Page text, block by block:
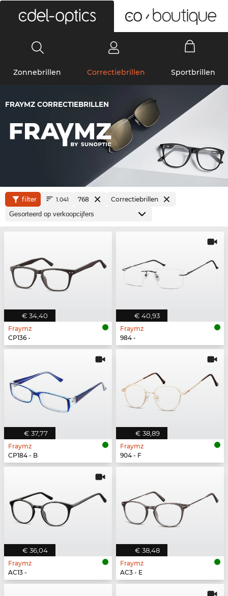
Zonnebrillen Correctiebrillen Sportbrillen
FRAYMZ CORRECTIEBRILLEN
filter 1.041 768 Correctiebrillen
€ 34,40
Fraymz
CP136 -
€ 40,93
Fraymz
984 -
€ 37,77
Fraymz
CP184 - B
€ 38,89
Fraymz
904 - F
€ 36,04
Fraymz
AC13 -
€ 38,48
Fraymz
AC3 - E